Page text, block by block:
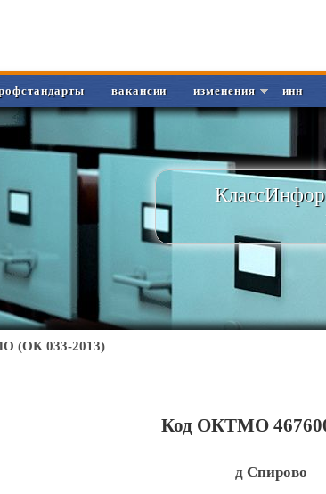
вакансии изменения инн
(ОК 033-2013)
Код ОКТМО
д Спирово